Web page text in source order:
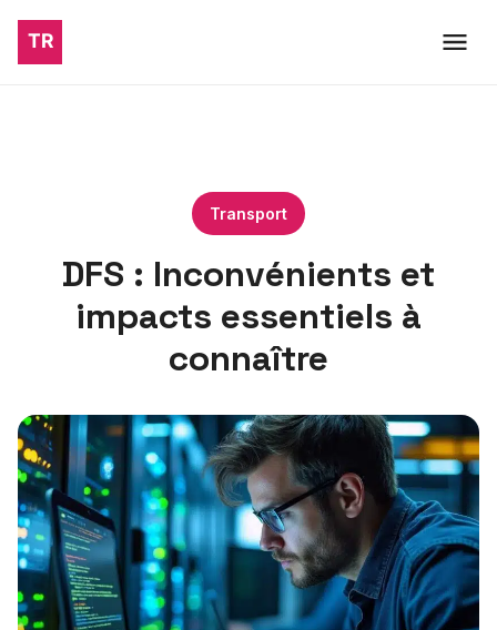
Transport
DFS : Inconvénients et
impacts essentiels à
connaître